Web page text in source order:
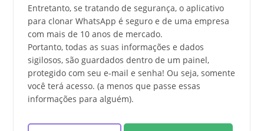
Entretanto, se tratando de segurança, o aplicativo
para clonar WhatsApp é seguro e de uma empresa
com mais de 10 anos de mercado.
Portanto, todas as suas informações e dados
sigilosos, são guardados dentro de um painel,
protegido com seu e-mail e senha! Ou seja, somente
você terá acesso. (a menos que passe essas
informações para alguém).